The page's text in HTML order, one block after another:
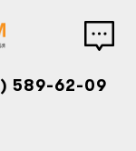
589-62-09